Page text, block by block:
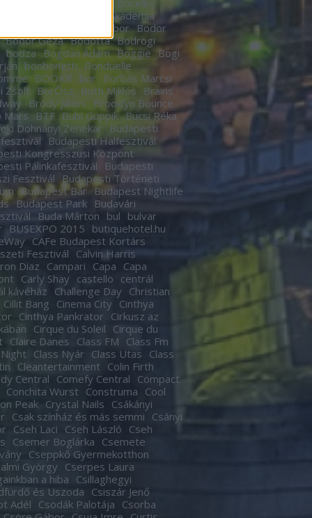
Bocelli
Bocus D’Or Akadémia
Bödőcs Tibor Bodor
Bodor Géza Bódottá Bodrogi
bodza Bogdán Ádám Boggie
Bogi
bonbonetti
Bonduelle
BOOKR bor
Borbás Marcsi
Zsolt BorŐsz Both Miklós
Brains
Bródy János
Brooklyn Bounce
Mars
BTF Bubi Guppik Bucsi Réka
Dohnányi Zenekar
Budapesti
Budapesti Halfesztivál
Kongresszusi Központ
Pálinkafesztivál
Budapesti
Fesztivál Budapesti Történeti
Budapest Bár Budapest Nightlife
Budapest Park Budavári
Buda Márton bul bulvar
BUSEXPO 2015 butiquehotel.hu
CAFe Budapest Kortárs
Fesztivál Calvin Harris
Diaz
Campari Capa Capa
Carly Shay castello centrál
kávéház Challenge Day Christian
Cillit Bang Cinema City Cinthya
Cinthya Pankrator Cirkusz az
Cirque du Soleil Cirque du
Claire Danes Class FM Class Fm
Class Nyár Class Utas Class
Cleantertainment Colin Firth
Central Comefy Central Compact
Conchita Wurst Construma Cool
Peak Crystal Nails Csákányi
Csak színház és más semmi Csányi
Cseh Laci Cseh László Cseh
Csemer Boglárka Csemete
Cseppkő Gyermekotthon
György
Cserpes Laura
a hiba Csillaghegyi
és Uszoda
Csiszár Jenő
Adél
Csodák Palotája Csorba